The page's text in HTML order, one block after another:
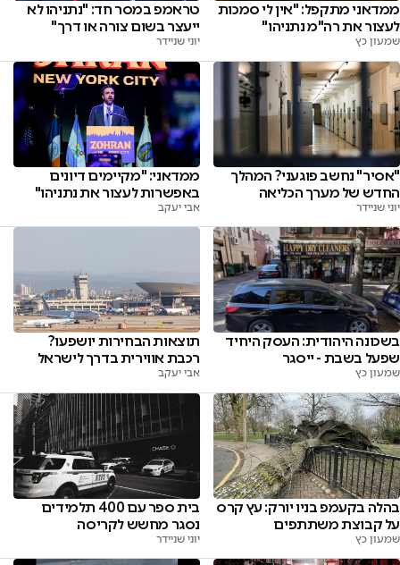
ממדאני מתקפל: "אין לי סמכות
לעצור את רה"מ נתניהו"
שמעון כץ
טראמפ במסר חד: "נתניהו לא
ייעצר בשום צורה או דרך"
יוני שניידר
"אסיר" נחשב פוגעני? המהלך
החדש של מערך הכליאה
יוני שניידר
ממדאני: "מקיימים דיונים
באפשרות לעצור את נתניהו"
אבי יעקב
בשכונה היהודית: העסק היחיד
שפעל בשבת - ייסגר
שמעון כץ
תוצאות הבחירות יושפעו?
רכבת אווירית בדרך לישראל
אבי יעקב
בהלה בקעמפ בניו יורק: עץ קרס
על קבוצת משתתפים
שמעון כץ
בית ספר עם 400 תלמידים
נסגר מחשש לקריסה
יוני שניידר